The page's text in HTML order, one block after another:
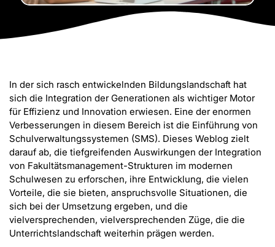
In der sich rasch entwickelnden Bildungslandschaft hat
sich die Integration der Generationen als wichtiger Motor
für Effizienz und Innovation erwiesen. Eine der enormen
Verbesserungen in diesem Bereich ist die Einführung von
Schulverwaltungssystemen (SMS). Dieses Weblog zielt
darauf ab, die tiefgreifenden Auswirkungen der Integration
von Fakultätsmanagement-Strukturen im modernen
Schulwesen zu erforschen, ihre Entwicklung, die vielen
Vorteile, die sie bieten, anspruchsvolle Situationen, die
sich bei der Umsetzung ergeben, und die
vielversprechenden, vielversprechenden Züge, die die
Unterrichtslandschaft weiterhin prägen werden.